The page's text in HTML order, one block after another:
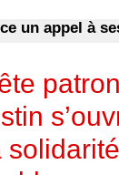
appel à ses